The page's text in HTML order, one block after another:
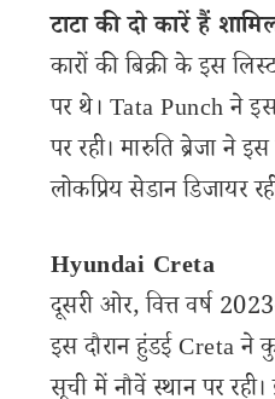
टाटा की दो कारें हैं
कारों की बिक्री के इस
पर थे। Tata Punch ने
पर रही। मारुति ब्रेजा ने
लोकप्रिय सेडान डिजायर
Hyundai Creta
दूसरी ओर, वित्त वर्ष
इस दौरान हुंडई Creta ने